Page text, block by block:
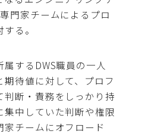
門家チームによるプロ
る。
するDWS職員の一人
待値に対して、プロフ
判断・責務をしっかり持
集中していた判断や権限
家チームにオフロード